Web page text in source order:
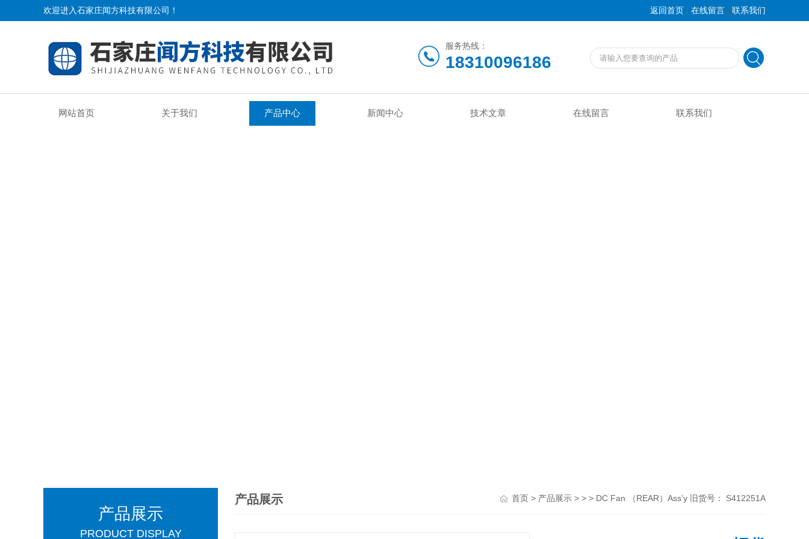
欢迎进入石家庄闻方科技有限公司！ 返回首页 | 在线留言 | 联系我们
服务热线：
18310096186
网站首页 关于我们 产品中心 新闻中心 技术文章 在线留言 联系我们
产品展示
PRODUCT DISPLAY
产品展示 首页 > 产品展示 > > > DC Fan （REAR）Ass’y 旧货号： S412251A